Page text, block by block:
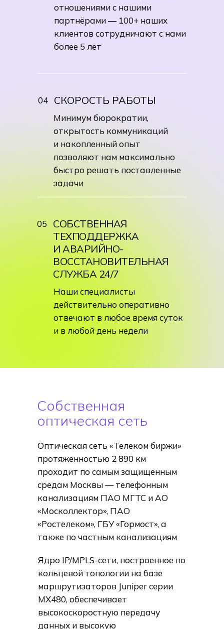
отношениями с нашими
партнёрами — 100+ наших
клиентов сотрудничают с нами
более 5 лет
04
Минимум бюрократии,
открытость коммуникаций
и накопленный опыт
позволяют нам максимально
быстро решать поставленные
задачи
СКОРОСТЬ РАБОТЫ
Наши специалисты
действительно оперативно
отвечают в любое время суток
и в любой день недели
05
СОБСТВЕННАЯ
ТЕХПОДДЕРЖКА
И АВАРИЙНО-
ВОССТАНОВИТЕЛЬНАЯ
СЛУЖБА 24/7
Собственная
оптическая сеть
Оптическая сеть «Телеком биржи»
протяженностью 2 890 км
проходит по самым защищенным
средам Москвы — телефонным
канализациям ПАО МГТС и АО
«Москоллектор», ПАО
«Ростелеком», ГБУ «Гормост», а
также по частным канализациям
Ядро IP/MPLS-сети, построенное по
кольцевой топологии на базе
маршрутизаторов Juniper серии
MX480, обеспечивает
высокоскоростную передачу
данных и высокую